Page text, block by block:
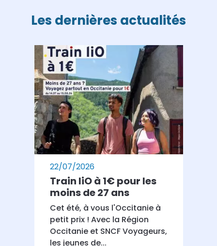
Les dernières actualités
22/07/2026
Train liO à 1€ pour les
moins de 27 ans
Cet été, à vous l'Occitanie à
petit prix ! Avec la Région
Occitanie et SNCF Voyageurs,
les jeunes de...